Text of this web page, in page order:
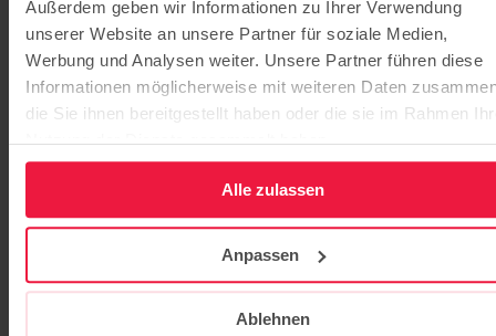
Außerdem geben wir Informationen zu Ihrer Verwendung
unserer Website an unsere Partner für soziale Medien,
Werbung und Analysen weiter. Unsere Partner führen diese
Informationen möglicherweise mit weiteren Daten
die Sie ihnen bereitgestellt haben oder die sie im Rahmen
Nutzung der Dienste gesammelt haben.
Alle zulassen
Anpassen
Ablehnen
2
3
4
6
7